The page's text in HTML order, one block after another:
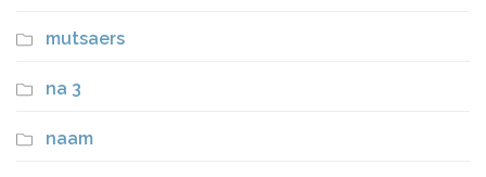
mutsaers
na 3
naam